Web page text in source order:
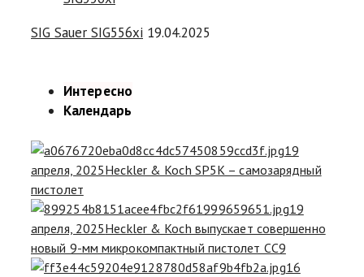
SIG Sauer SIG556xi 19.04.2025
Интересно
Календарь
19
апреля, 2025Heckler & Koch SP5K – самозарядный
пистолет
19
апреля, 2025Heckler & Koch выпускает совершенно
новый 9-мм микрокомпактный пистолет CC9
16